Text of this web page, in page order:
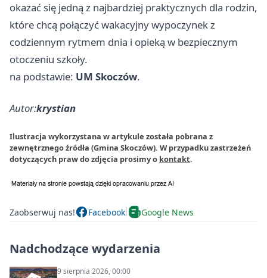
okazać się jedną z najbardziej praktycznych dla rodzin,
które chcą połączyć wakacyjny wypoczynek z
codziennym rytmem dnia i opieką w bezpiecznym
otoczeniu szkoły.
na podstawie: UM Skoczów.
Autor:krystian
Ilustracja wykorzystana w artykule została pobrana z
zewnętrznego źródła (Gmina Skoczów). W przypadku zastrzeżeń
dotyczących praw do zdjęcia prosimy o kontakt.
Zaobserwuj nas! Facebook Google News
Nadchodzące wydarzenia
9 sierpnia 2026, 00:00